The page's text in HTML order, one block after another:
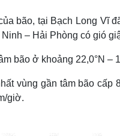
Phân tích
ngon
Đời sống
Nhà đẹp
bão, tại Bạch Long Vĩ
– Hải Phòng có gió
bão ở khoảng 22,0°N –
vùng gần tâm bão cấp
giờ.